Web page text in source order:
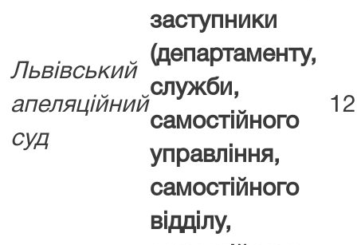
Львівський
апеляційний
суд
заступники
(департаменту,
служби,
самостійного
управління,
самостійного
відділу,
12